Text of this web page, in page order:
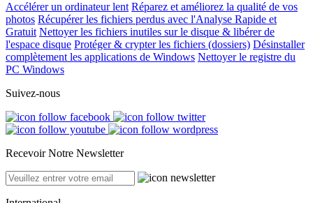
Accélérer un ordinateur lent Réparez et améliorez la qualité de vos
photos Récupérer les fichiers perdus avec l'Analyse Rapide et
Gratuit Nettoyer les fichiers inutiles sur le disque & libérer de
l'espace disque Protéger & crypter les fichiers (dossiers) Désinstaller
complètement les applications de Windows Nettoyer le registre du
PC Windows
Suivez-nous
Recevoir Notre Newsletter